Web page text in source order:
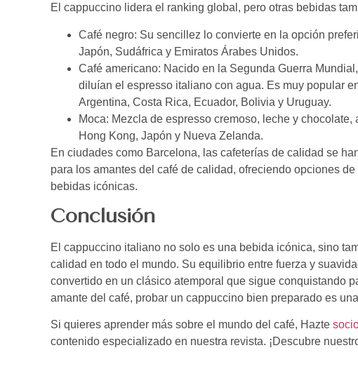
El cappuccino lidera el ranking global, pero otras bebidas
Café negro: Su sencillez lo convierte en la opción
Japón, Sudáfrica y Emiratos Árabes Unidos.
Café americano: Nacido en la Segunda Guerra
diluían el espresso italiano con agua. Es muy popular
Argentina, Costa Rica, Ecuador, Bolivia y Uruguay.
Moca: Mezcla de espresso cremoso, leche y
Hong Kong, Japón y Nueva Zelanda.
En ciudades como Barcelona, las cafeterías de calidad se
para los amantes del café de calidad, ofreciendo opciones
bebidas icónicas.
Conclusión
El cappuccino italiano no solo es una bebida icónica, sino
calidad en todo el mundo. Su equilibrio entre fuerza y
convertido en un clásico atemporal que sigue conquistando
amante del café, probar un cappuccino bien preparado es
Si quieres aprender más sobre el mundo del café, Hazte
contenido especializado en nuestra revista. ¡Descubre